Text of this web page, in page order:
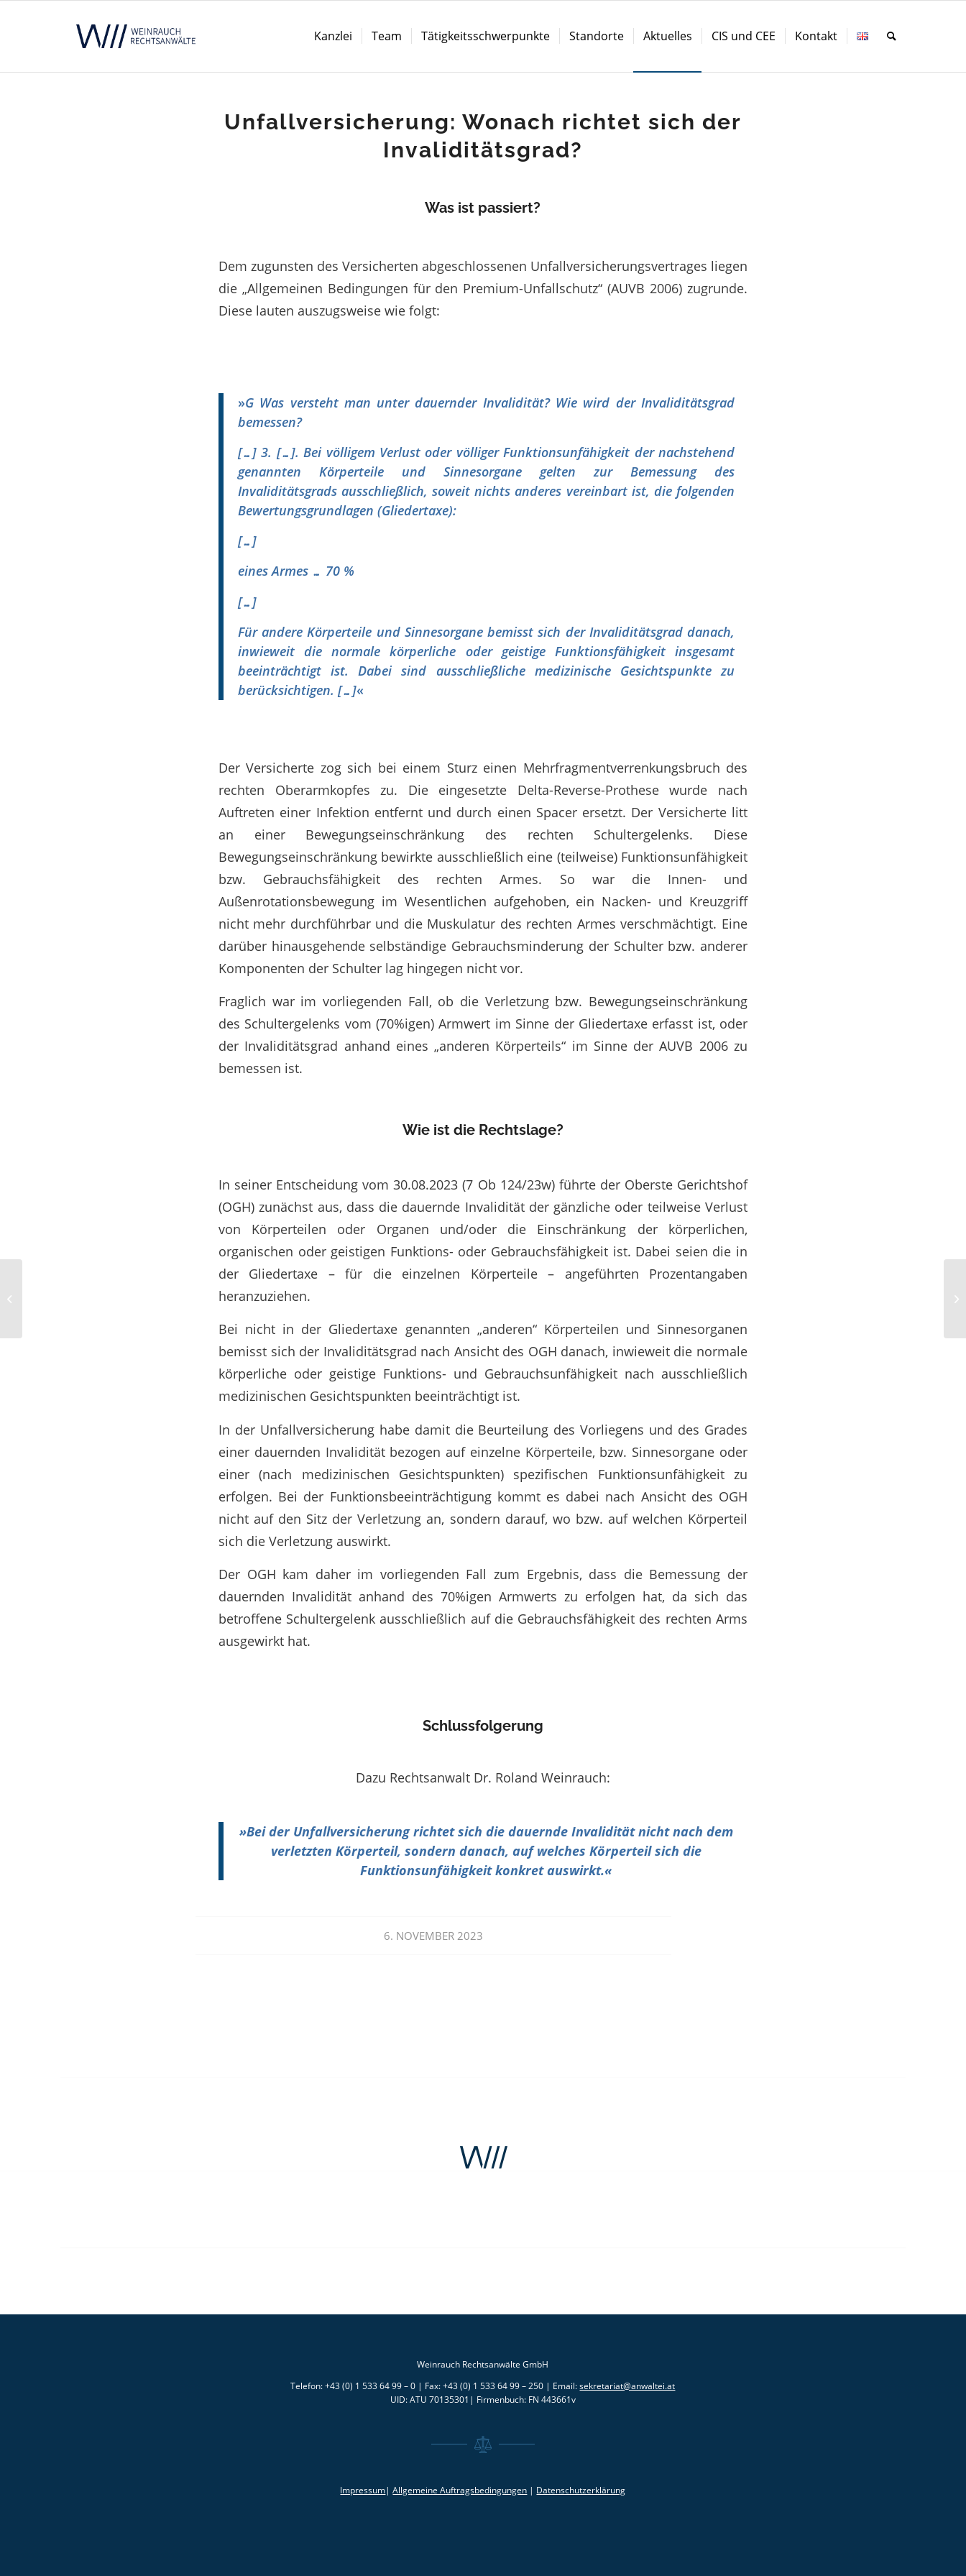
Kanzlei Team Tätigkeitsschwerpunkte Standorte Aktuelles CIS und CEE Kontakt
Unfallversicherung: Wonach richtet sich der
Invaliditätsgrad?
Was ist passiert?
Dem zugunsten des Versicherten abgeschlossenen Unfallversicherungsvertrages liegen
die „Allgemeinen Bedingungen für den Premium-Unfallschutz“ (AUVB 2006) zugrunde.
Diese lauten auszugsweise wie folgt:
»G Was versteht man unter dauernder Invalidität? Wie wird der Invaliditätsgrad
bemessen?
[…] 3. […]. Bei völligem Verlust oder völliger Funktionsunfähigkeit der nachstehend
genannten Körperteile und Sinnesorgane gelten zur Bemessung des
Invaliditätsgrads ausschließlich, soweit nichts anderes vereinbart ist, die folgenden
Bewertungsgrundlagen (Gliedertaxe):
[…]
eines Armes … 70 %
[…]
Für andere Körperteile und Sinnesorgane bemisst sich der Invaliditätsgrad danach,
inwieweit die normale körperliche oder geistige Funktionsfähigkeit insgesamt
beeinträchtigt ist. Dabei sind ausschließliche medizinische Gesichtspunkte zu
berücksichtigen. […]«
Der Versicherte zog sich bei einem Sturz einen Mehrfragmentverrenkungsbruch des
rechten Oberarmkopfes zu. Die eingesetzte Delta-Reverse-Prothese wurde nach
Auftreten einer Infektion entfernt und durch einen Spacer ersetzt. Der Versicherte litt
an einer Bewegungseinschränkung des rechten Schultergelenks. Diese
Bewegungseinschränkung bewirkte ausschließlich eine (teilweise) Funktionsunfähigkeit
bzw. Gebrauchsfähigkeit des rechten Armes. So war die Innen- und
Außenrotationsbewegung im Wesentlichen aufgehoben, ein Nacken- und Kreuzgriff
nicht mehr durchführbar und die Muskulatur des rechten Armes verschmächtigt. Eine
darüber hinausgehende selbständige Gebrauchsminderung der Schulter bzw. anderer
Komponenten der Schulter lag hingegen nicht vor.
Fraglich war im vorliegenden Fall, ob die Verletzung bzw. Bewegungseinschränkung
des Schultergelenks vom (70%igen) Armwert im Sinne der Gliedertaxe erfasst ist, oder
der Invaliditätsgrad anhand eines „anderen Körperteils“ im Sinne der AUVB 2006 zu
bemessen ist.
Wie ist die Rechtslage?
In seiner Entscheidung vom 30.08.2023 (7 Ob 124/23w) führte der Oberste Gerichtshof
(OGH) zunächst aus, dass die dauernde Invalidität der gänzliche oder teilweise Verlust
von Körperteilen oder Organen und/oder die Einschränkung der körperlichen,
organischen oder geistigen Funktions- oder Gebrauchsfähigkeit ist. Dabei seien die in
der Gliedertaxe – für die einzelnen Körperteile – angeführten Prozentangaben
heranzuziehen.
Bei nicht in der Gliedertaxe genannten „anderen“ Körperteilen und Sinnesorganen
bemisst sich der Invaliditätsgrad nach Ansicht des OGH danach, inwieweit die normale
körperliche oder geistige Funktions- und Gebrauchsunfähigkeit nach ausschließlich
medizinischen Gesichtspunkten beeinträchtigt ist.
In der Unfallversicherung habe damit die Beurteilung des Vorliegens und des Grades
einer dauernden Invalidität bezogen auf einzelne Körperteile, bzw. Sinnesorgane oder
einer (nach medizinischen Gesichtspunkten) spezifischen Funktionsunfähigkeit zu
erfolgen. Bei der Funktionsbeeinträchtigung kommt es dabei nach Ansicht des OGH
nicht auf den Sitz der Verletzung an, sondern darauf, wo bzw. auf welchen Körperteil
sich die Verletzung auswirkt.
Der OGH kam daher im vorliegenden Fall zum Ergebnis, dass die Bemessung der
dauernden Invalidität anhand des 70%igen Armwerts zu erfolgen hat, da sich das
betroffene Schultergelenk ausschließlich auf die Gebrauchsfähigkeit des rechten Arms
ausgewirkt hat.
Schlussfolgerung
Dazu Rechtsanwalt Dr. Roland Weinrauch:
»Bei der Unfallversicherung richtet sich die dauernde Invalidität nicht nach dem
verletzten Körperteil, sondern danach, auf welches Körperteil sich die
Funktionsunfähigkeit konkret auswirkt.«
6. NOVEMBER 2023
Weinrauch Rechtsanwälte GmbH
Telefon: +43 (0) 1 533 64 99 – 0 | Fax: +43 (0) 1 533 64 99 – 250 | Email:sekretariat@anwaltei.at
UID: ATU 70135301| Firmenbuch: FN 443661v
Impressum|Allgemeine Auftragsbedingungen | Datenschutzerklärung